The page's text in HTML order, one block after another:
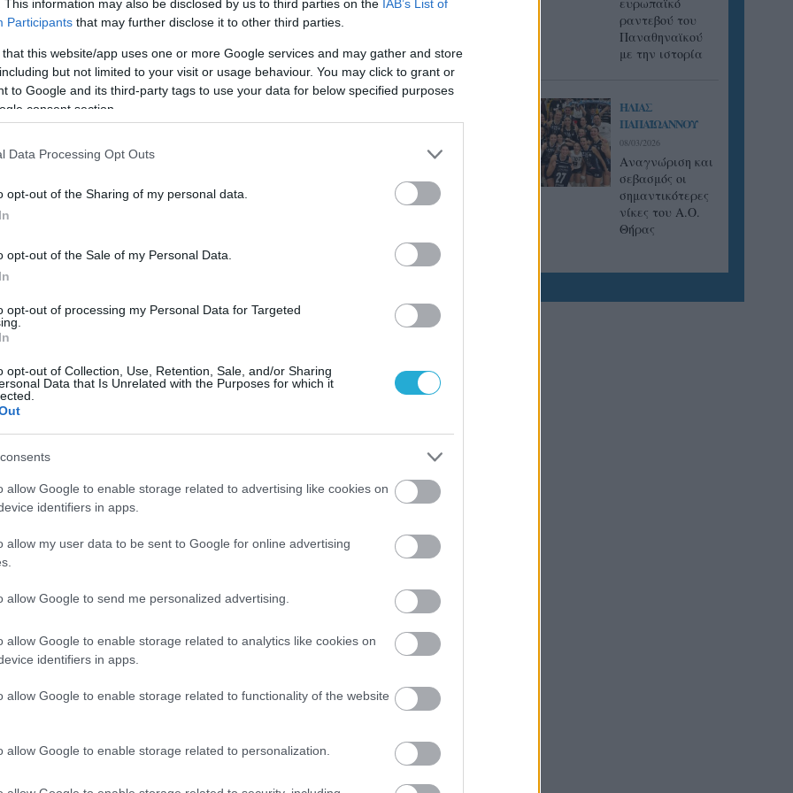
This information may also be disclosed by us to third parties on the IAB’s List of
Participants that may further disclose it to other third parties.
that this website/app uses one or more Google services and may gather and store
but not limited to your visit or usage behaviour. You may click to grant or
to Google and its third-party tags to use your data for below specified purposes
consent section.
Data Processing Opt Outs
opt-out of the Sharing of my personal data.
opt-out of the Sale of my Personal Data.
opt-out of processing my Personal Data for Targeted
opt-out of Collection, Use, Retention, Sale, and/or Sharing
Data that Is Unrelated with the Purposes for which it
allow Google to enable storage related to advertising like cookies on
identifiers in apps.
allow my user data to be sent to Google for online advertising
allow Google to send me personalized advertising.
allow Google to enable storage related to analytics like cookies on
identifiers in apps.
allow Google to enable storage related to functionality of the website
allow Google to enable storage related to personalization.
Προπονήσεις προεθνικής Παγκορασίδων σε Αθήνα-
Θεσσαλονίκη
Ο Ομοσπονδιακός προπονητής Κώστας Γκούντας και ο συνεργάτης του
Βασίλης Παπαδημητρίου καλούν τις παρακάτω αθλήτριες σε
συγκεντρωτική προπόνηση το Σαββάτο, 2/06/2018 στο Εθνικό
γυμναστήριο Βότση στις 17.15 (διάρκεια προπόνησης 17.30 – 19.30).
ΕΘΝΙΚΕΣ ΟΜΑΔΕΣ 10/04/2018
Απολογισμός Κ. Γκούντα για το διακλιμακιακό στο Μουζάκι
Tον απολογισμό του διακλιμακιακού κοριτσιών στο Μουζάκι, που
πραγματοποιήθηκε την Μ. Εβδομάδα, πραγματοποίησε ο Ομοσπονδιακός
Γκούντας : «Θα συνεχιστούν οι παρουσίες μας ως
Αναπτυξιακές ομάδες»
Η Εθνική παγκορασίδων που έλαβε μέρος στο πρώτο Ευρωπαϊκό
ΕΘΝΙΚΕΣ ΟΜΑΔΕΣ 21/07/2017
ραντεβού του
Παναθηναϊκού
με την ιστορία
ΗΛΙΑΣ
ΠΑΠΑΪΩΑΝΝΟΥ
08/03/2026
Αναγνώριση και
σεβασμός οι
σημαντικότερες
νίκες του Α.Ο.
Θήρας